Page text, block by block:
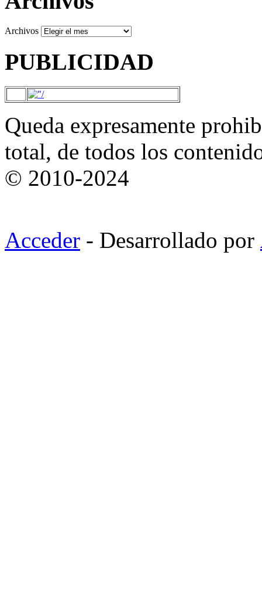
Archivos
PUBLICIDAD
Queda expresamente
total, de todos los
© 2010-2024
Acceder - Desarrollado por